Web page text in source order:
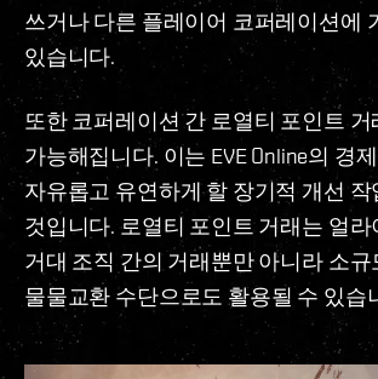
쓰거나 다른 플레이어 코퍼레이션에
있습니다.
또한 코퍼레이션 간 로열티 포인트 거
가능해집니다. 이는 EVE Online의 경
자유롭고 유연하게 할 장기적 개선 작
것입니다. 로열티 포인트 거래는 얼라
거대 조직 간의 거래뿐만 아니라 소규
물물교환 수단으로도 활용될 수 있습